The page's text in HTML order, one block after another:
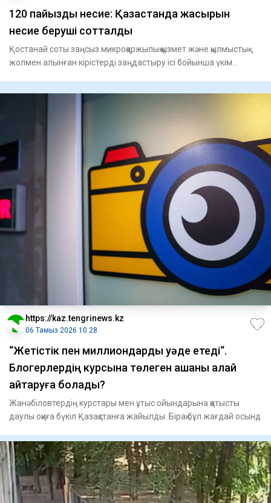
120 пайыздық несие: Қазақстанда жасырын
несие беруші сотталды
Қостанай соты заңсыз микроқаржылық қызмет және қылмыстық
жолмен алынған кірістерді заңдастыру ісі бойынша үкім
https://kaz.tengrinews.kz
06 Тамыз 2026 10:28
“Жетістік пен миллиондарды уәде етеді“.
Блогерлердің курсына төлеген ақшаны қалай
қайтаруға болады?
Жанәбіловтердің курстары мен ұтыс ойындарына қатысты
даулы оқиға бүкіл Қазақстанға жайылды. Бірақ бұл жағдай осынд